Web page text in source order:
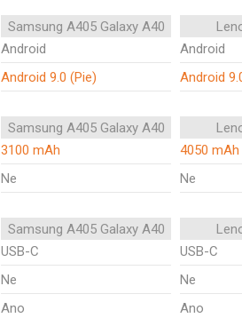
Samsung A405 Galaxy A40
Android
Android
Android 9.0 (Pie) Android
Samsung A405 Galaxy A40
3100 mAh
4050 mAh
Ne Ne
Samsung A405 Galaxy A40
USB-C
USB-C
Ne
Ne
Ano
Ano